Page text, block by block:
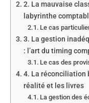
2. La mauvaise
labyrinthe
Le cas
3. La gestion
: l’art du timing
Le cas des
4. La réconciliation
réalité et les livres
La gestion des